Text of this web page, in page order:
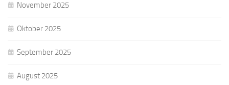
November 2025
Oktober 2025
September 2025
August 2025